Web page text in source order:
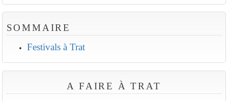
SOMMAIRE
Festivals à Trat
A FAIRE À TRAT